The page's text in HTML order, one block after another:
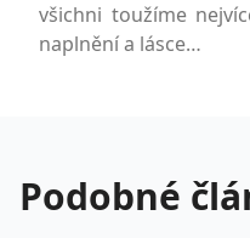
všichni toužíme
naplnění a lásce…
Podobné